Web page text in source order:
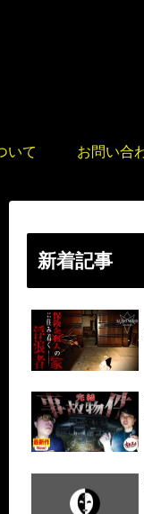
いて お問い合
新着記事